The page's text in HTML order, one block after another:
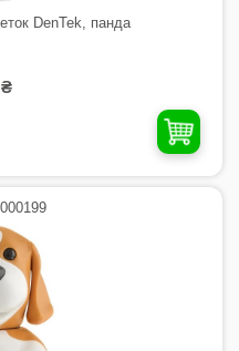
DenTek, панда